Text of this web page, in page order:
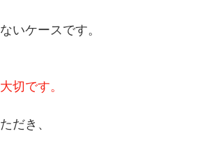
いケースです。
切です。
だき、